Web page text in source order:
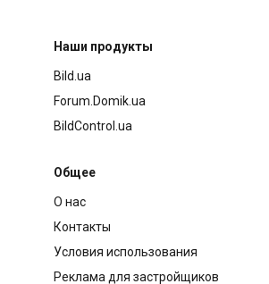
Наши продукты
Bild.ua
Forum.Domik.ua
BildControl.ua
Общее
О нас
Контакты
Условия использования
Реклама для застройщиков